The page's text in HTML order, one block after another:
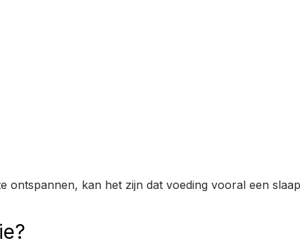
ontspannen, kan het zijn dat voeding vooral een